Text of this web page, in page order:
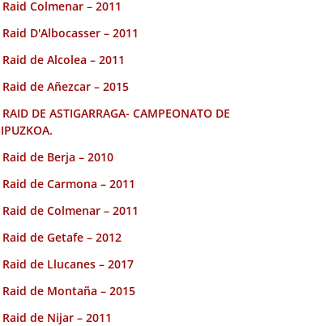
Raid Colmenar – 2011
Raid D'Albocasser – 2011
Raid de Alcolea – 2011
Raid de Añezcar – 2015
RAID DE ASTIGARRAGA- CAMPEONATO DE
Raid de Berja – 2010
Raid de Carmona – 2011
Raid de Colmenar – 2011
Raid de Getafe – 2012
Raid de Llucanes – 2017
Raid de Montaña – 2015
Raid de Nijar – 2011